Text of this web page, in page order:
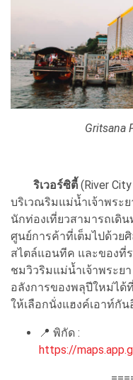
Gritsana
ริเวอร์ซิตี้ (River
บริเวณริมแม่น้ำเจ้าพระ
นักท่องเที่ยวสามารถเดิ
ศูนย์การค้าที่เต็มไปด้วย
สไตล์แอนทีค และของที่
ชมวิวริมแม่น้ำเจ้าพระย
อลังการของพลุปีใหม่ได้
ให้เลือกนั่งแฮงค์เอาท์กัน
📍 พิกัด :
https://